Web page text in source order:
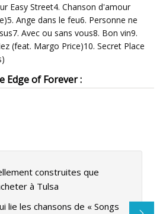
Easy Street4. Chanson d'amour
Ange dans le feu6. Personne ne
Avec ou sans vous8. Bon vin9.
(feat. Margo Price)10. Secret Place
Edge of Forever :
construites que
à Tulsa
lie les chansons de « Songs